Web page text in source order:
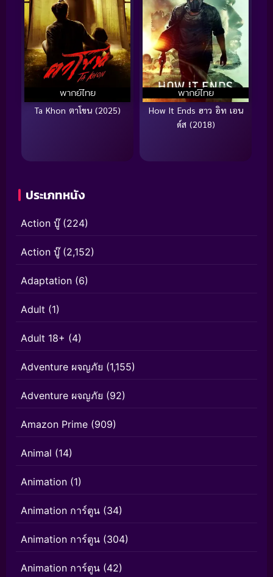
พากย์ไทย
Ta Khon ตาโขน (2025)
พากย์ไทย
How It Ends ฮาว อิท เอน
ด์ส (2018)
ประเภทหนัง
Action บู๊(224)
Action บู๊(2,152)
Adaptation (6)
Adult (1)
Adult 18+ (4)
Adventure ผจญภัย (1,155)
Adventure ผจญภัย (92)
Amazon Prime (909)
Animal (14)
Animation (1)
Animation การ์ตูน (34)
Animation การ์ตูน (304)
Animation การ์ตูน (42)